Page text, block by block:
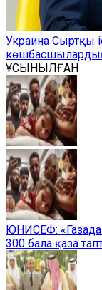
Украина Сыртқы
көшбасшылардың
ҰСЫНЫЛҒАН
ЮНИСЕФ: «Газада
300 бала қаза